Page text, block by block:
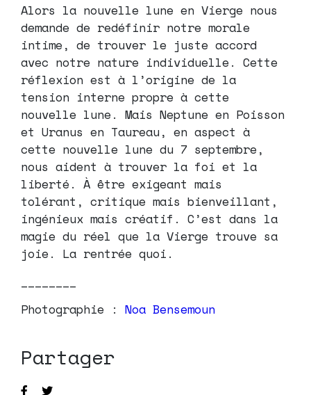
Alors la nouvelle lune en Vierge nous
demande de redéfinir notre morale
intime, de trouver le juste accord
avec notre nature individuelle. Cette
réflexion est à l’origine de la
tension interne propre à cette
nouvelle lune. Mais Neptune en Poisson
et Uranus en Taureau, en aspect à
cette nouvelle lune du 7 septembre,
nous aident à trouver la foi et la
liberté. À être exigeant mais
tolérant, critique mais bienveillant,
ingénieux mais créatif. C’est dans la
magie du réel que la Vierge trouve sa
joie. La rentrée quoi.
Photographie : Noa Bensemoun
Partager